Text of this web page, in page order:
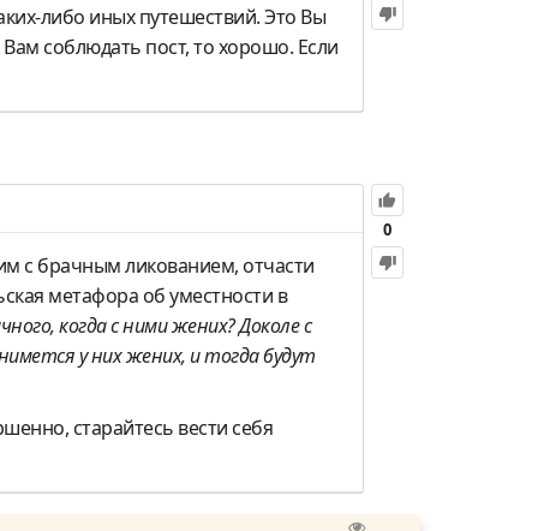
либо иных путешествий. Это Вы
соблюдать пост, то хорошо. Если
0
с брачным ликованием, отчасти
метафора об уместности в
когда с ними жених? Доколе с
у них жених, и тогда будут
старайтесь вести себя